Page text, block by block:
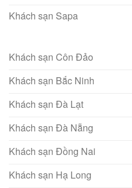
Khách sạn Sapa
Khách sạn Côn Đảo
Khách sạn Bắc Ninh
Khách sạn Đà Lạt
Khách sạn Đà Nẵng
Khách sạn Đồng Nai
Khách sạn Hạ Long